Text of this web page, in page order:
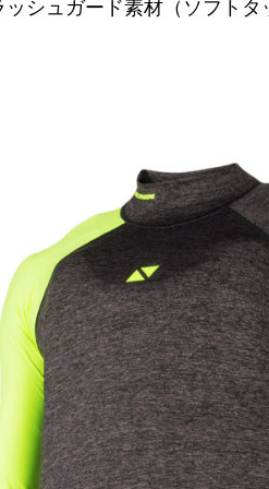
ッシュガード素材（ソフトタ